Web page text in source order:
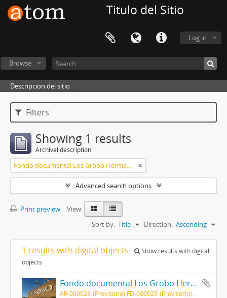
Titulo del Sitio
Log in
Browse
Descripcion del sitio
Filters
Showing 1 results
Archival description
Fondo documental Los Grobo Hermanos S.A
Advanced search options
Print preview
View:
Sort by: Title Direction: Ascending
1 results with digital objects
Show results with digital
objects
Fondo documental Los Grobo Hermanos S.A
AR-000023-(Provisorio) FD-000025-(Provisorio)